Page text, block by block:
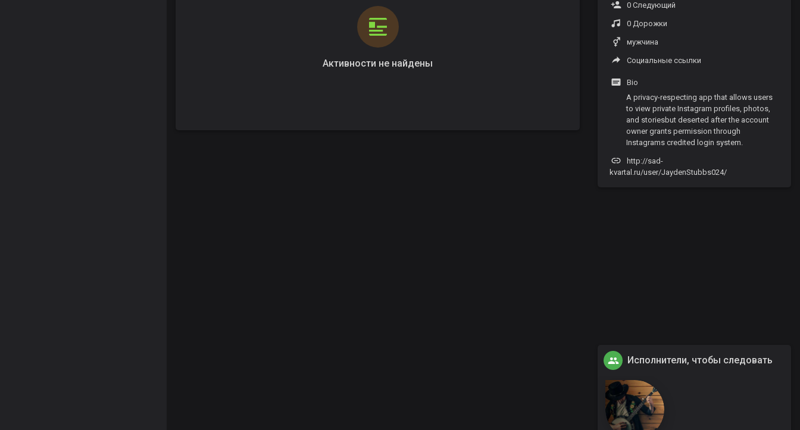
Активности не найдены
0 Следующий
0 Дорожки
мужчина
Социальные ссылки
Bio
A privacy-respecting app that allows users
to view private Instagram profiles, photos,
and storiesbut deserted after the account
owner grants permission through
Instagrams credited login system.
http://sad-
kvartal.ru/user/JaydenStubbs024/
Исполнители, чтобы следовать